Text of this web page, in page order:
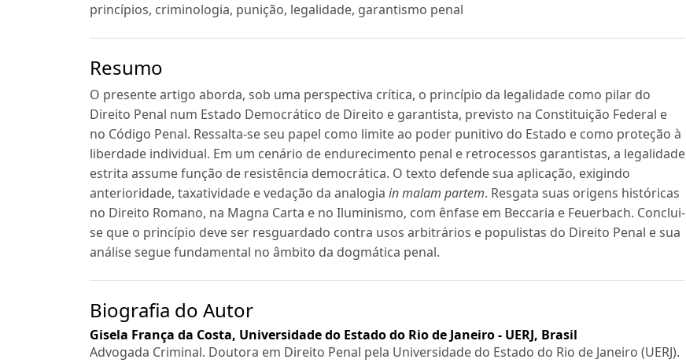
princípios, criminologia, punição, legalidade, garantismo penal
Resumo
O presente artigo aborda, sob uma perspectiva crítica, o princípio da legalidade como pilar do
Direito Penal num Estado Democrático de Direito e garantista, previsto na Constituição Federal e
no Código Penal. Ressalta-se seu papel como limite ao poder punitivo do Estado e como proteção à
liberdade individual. Em um cenário de endurecimento penal e retrocessos garantistas, a legalidade
estrita assume função de resistência democrática. O texto defende sua aplicação, exigindo
anterioridade, taxatividade e vedação da analogia in malam partem. Resgata suas origens históricas
no Direito Romano, na Magna Carta e no Iluminismo, com ênfase em Beccaria e Feuerbach. Conclui-
se que o princípio deve ser resguardado contra usos arbitrários e populistas do Direito Penal e sua
análise segue fundamental no âmbito da dogmática penal.
Biografia do Autor
Gisela França da Costa, Universidade do Estado do Rio de Janeiro - UERJ, Brasil
Advogada Criminal. Doutora em Direito Penal pela Universidade do Estado do Rio de Janeiro (UERJ).